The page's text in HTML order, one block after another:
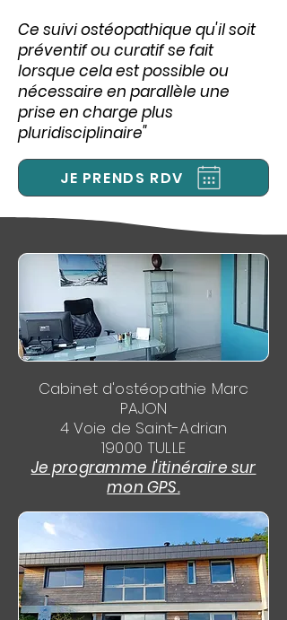
Ce suivi ostéopathique qu'il soit
préventif ou curatif se fait
lorsque cela est possible ou
nécessaire en parallèle une
prise en charge plus
pluridisciplinaire"
JE PRENDS RDV
Cabinet d'ostéopathie Marc
PAJON
4 Voie de Saint-Adrian
19000 TULLE
Je programme l'itinéraire sur
mon GPS.